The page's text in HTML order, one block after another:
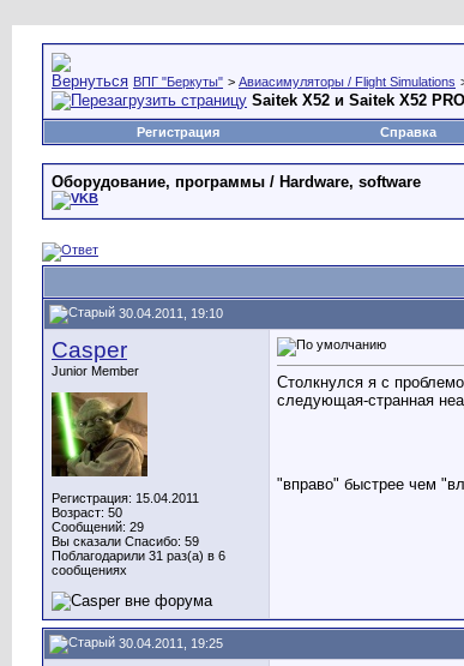
ВПГ "Беркуты" > Авиасимуляторы / Flight Simulations
Saitek X52 и Saitek X52
Регистрация Справка
Оборудование, программы / Hardware, software
30.04.2011, 19:10
Casper
Junior Member
Регистрация: 15.04.2011
Возраст: 50
Сообщений: 29
Вы сказали Спасибо: 59
Поблагодарили 31 раз(а) в 6
сообщениях
Столкнулся я с
следующая-странная
"вправо" быстрее чем
30.04.2011, 19:25